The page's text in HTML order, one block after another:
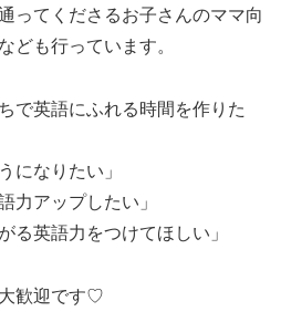
ってくださるお子さんのママ向
ども行っています。
で英語にふれる時間を作りた
になりたい」
力アップしたい」
る英語力をつけてほしい」
歓迎です♡